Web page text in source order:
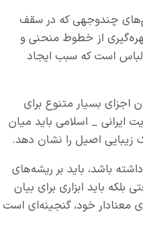
چندوجهی که در سقف
از خطوط منحنی و
لباس است که سبب ایجاد
بسیار متنوع برای
ایرانی _ اسلامی باید میان
زیبایی اصیل را نشان دهد.
باشد، باید بر ریشه‌های
باید ابزاری برای بیان
معنادار خود، گنجینه‌ای است